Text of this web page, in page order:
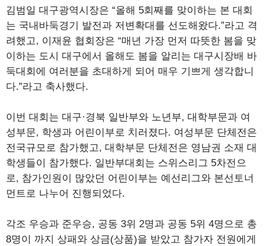
김범일 대구광역시장은 “올해 5회째를 맞이하는 본 대회
는 국내바둑경기 발전과 저변확대를 선도해왔다.”라고 격
려했고, 이재윤 협회장은 “매년 가장 먼저 따뜻한 봄을 맞
이하는 도시 대구에서 올해도 봄을 알리는 대구시장배 바
둑대회에 여러분을 초대하게 되어 매우 기쁘게 생각합니
다.”라고 축사했다.
이번 대회는 대구·경북 일반부와 노년부, 대학부문과 여
성부문, 학생과 어린이부로 치러졌다. 여성부문 단체전은
전국규모로 참가했고, 대학부문 단체전은 영남권 소재 대
학생들이 참가했다. 일반부대회는 스위스리그 5차전으
로, 참가인원이 많았던 어린이부는 예선리그와 본선토너
먼트로 나누어 진행되었다.
각조 우승과 준우승, 공동 3위 2명과 공동 5위 4명으로 총
8명이 까지 상패와 상금(상품)을 받았고 참가자 전원에게